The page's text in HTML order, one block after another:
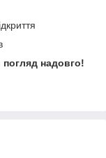
надовго!